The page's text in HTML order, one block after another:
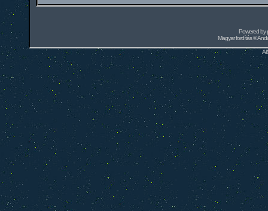
Powered by
Magyar fordítás ©